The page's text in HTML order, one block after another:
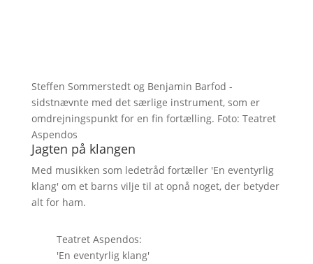
Steffen Sommerstedt og Benjamin Barfod -
sidstnævnte med det særlige instrument, som er
omdrejningspunkt for en fin fortælling. Foto: Teatret
Aspendos
Jagten på klangen
Med musikken som ledetråd fortæller 'En eventyrlig
klang' om et barns vilje til at opnå noget, der betyder
alt for ham.
Teatret Aspendos:
'En eventyrlig klang'